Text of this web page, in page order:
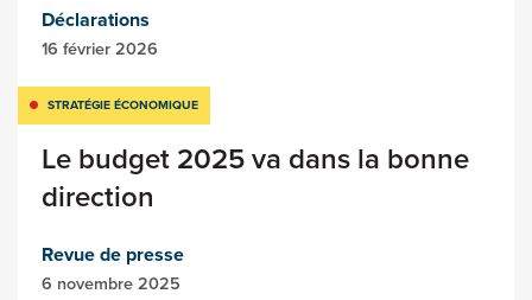
Déclarations
16 février 2026
STRATÉGIE ÉCONOMIQUE
Le budget 2025 va dans la bonne
direction
Revue de presse
6 novembre 2025